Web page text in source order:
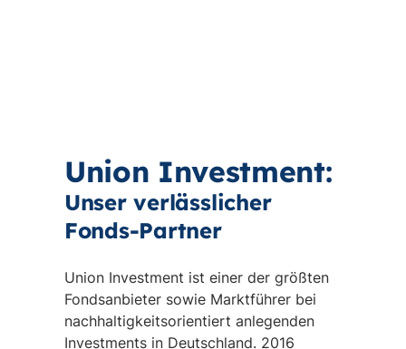
Union Investment:
Unser verlässlicher
Fonds-Partner
Union Investment ist einer der größten
Fondsanbieter sowie Marktführer bei
nachhaltigkeitsorientiert anlegenden
Investments in Deutschland. 2016